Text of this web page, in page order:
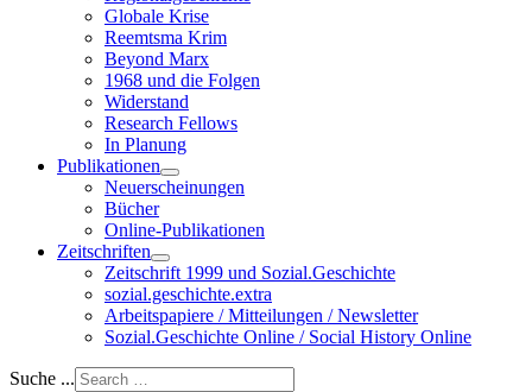
Globale Krise
Reemtsma Krim
Beyond Marx
1968 und die Folgen
Widerstand
Research Fellows
In Planung
Publikationen
Neuerscheinungen
Bücher
Online-Publikationen
Zeitschriften
Zeitschrift 1999 und Sozial.Geschichte
sozial.geschichte.extra
Arbeitspapiere / Mitteilungen / Newsletter
Sozial.Geschichte Online / Social History Online
Suche ...